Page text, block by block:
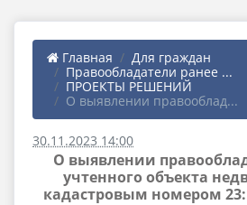
Главная
Для граждан
Правообладатели ранее ...
ПРОЕКТЫ РЕШЕНИЙ
О выявлении правооблад...
30.11.2023 14:00
О выявлении
учтенного объекта
кадастровым номером